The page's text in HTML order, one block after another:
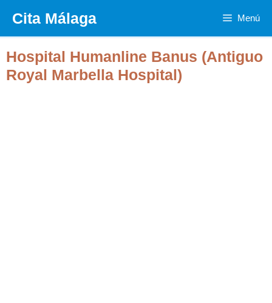
contenido
Cita Málaga Menú
Hospital Humanline Banus (Antiguo
Royal Marbella Hospital)